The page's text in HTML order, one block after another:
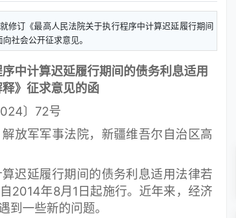
修订《最高人民法院关于执行程序中计算迟延履行期间
社会公开征求意见。
中计算迟延履行期间的债务利息适用
》征求意见的函
〕72号
放军军事法院，新疆维吾尔自治区高
延履行期间的债务利息适用法律若
2014年8月1日起施行。近年来，经济
到一些新的问题。